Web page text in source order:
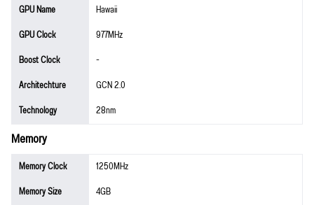
GPU Name
Hawaii
GPU Clock
977MHz
Boost Clock
-
Architechture
GCN 2.0
Technology
28nm
Memory
Memory Clock
1250MHz
Memory Size
4GB